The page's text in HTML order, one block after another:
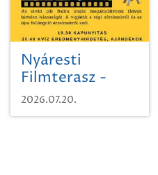
Nyáresti
Filmterasz -
Beugró a
Paradicsomba
2026.07.20.